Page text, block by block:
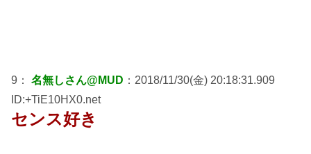
9： 名無しさん@MUD ：2018/11/30(金) 20:18:31.909
ID:+TiE10HX0.net
センス好き